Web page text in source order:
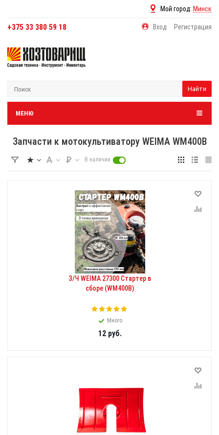
Мой город: Минск
+375 33 380 59 18 Вход Регистрация
Найти
МЕНЮ
Запчасти к мотокультиватору WEIMA WM400В
В наличии
З/Ч WEIMA 27300 Стартер в
сборе (WM400B)
Много
12руб.